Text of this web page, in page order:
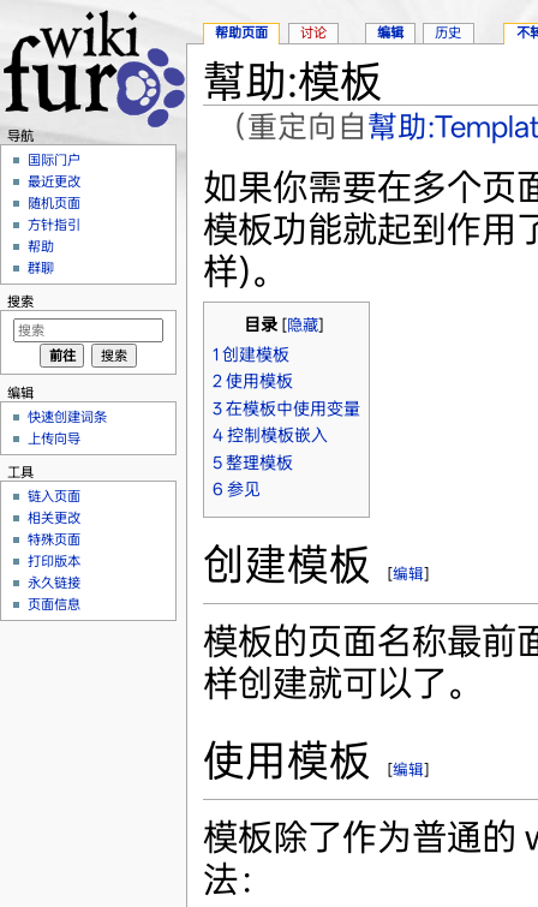
幫助:模板
（重定向自幫助
如果你需要在多个页
模板功能就起到作用
样)。
目录 [隐藏]
1 创建模板
2 使用模板
3 在模板中使用变量
4 控制模板嵌入
5 整理模板
6 参见
创建模板 [编辑]
模板的页面名称最前
样创建就可以了。
使用模板 [编辑]
模板除了作为普通的
法：
帮助页面 讨论 编辑 历史 不
导航
国际门户
最近更改
随机页面
方针指引
帮助
群聊
搜索
编辑
快速创建词条
上传向导
工具
链入页面
相关更改
特殊页面
打印版本
永久链接
页面信息